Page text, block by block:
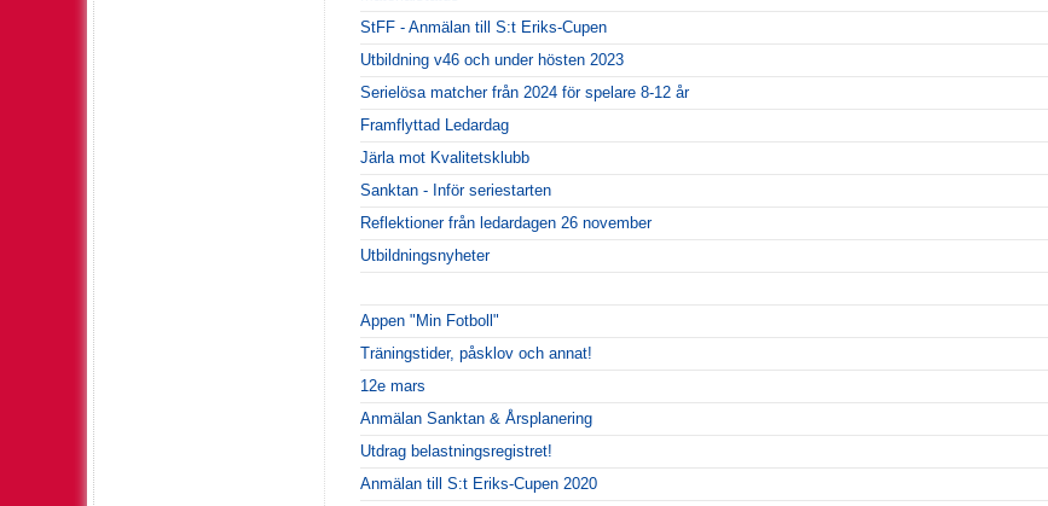
StFF - Anmälan till S:t Eriks-Cupen
Utbildning v46 och under hösten 2023
Serielösa matcher från 2024 för spelare 8-12 år
Framflyttad Ledardag
Järla mot Kvalitetsklubb
Sanktan - Inför seriestarten
Reflektioner från ledardagen 26 november
Utbildningsnyheter
Appen "Min Fotboll"
Träningstider, påsklov och annat!
12e mars
Anmälan Sanktan & Årsplanering
Utdrag belastningsregistret!
Anmälan till S:t Eriks-Cupen 2020